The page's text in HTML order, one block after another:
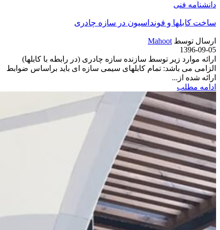
دانشنامه فنی
ساخت کابلها و فونداسیون در سازه چادری
ارسال توسط Mahoot
1396-09-05
ارائه موارد زیر توسط سازنده سازه چادری (در رابطه با کابلها)
الزامی می باشد: تمام کابلهای سیمی سازه ای باید براساس ضوابط
ارائه شده از...
ادامه مطلب